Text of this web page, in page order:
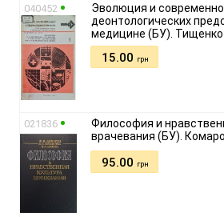
040452
Эволюция и
деонтологических
медицине (БУ). Тищенко
15.00 грн
021836
Философия и
врачевания (БУ).
95.00 грн